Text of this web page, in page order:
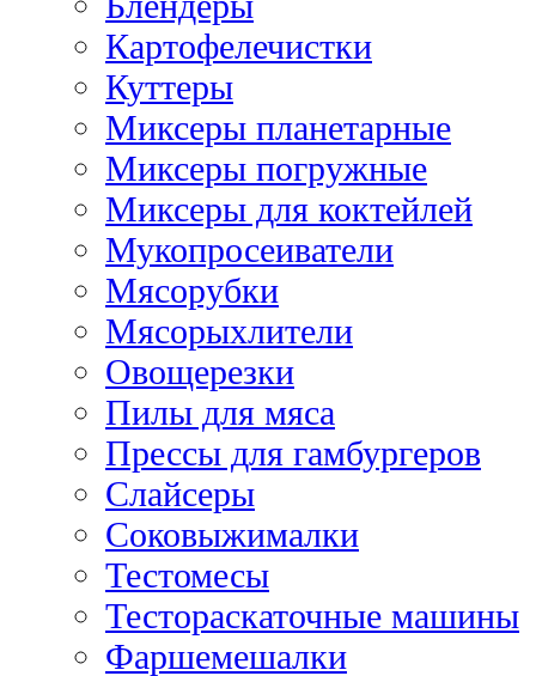
Картофелечистки
Куттеры
Миксеры планетарные
Миксеры погружные
Миксеры для коктейлей
Мукопросеиватели
Мясорубки
Мясорыхлители
Овощерезки
Пилы для мяса
Прессы для гамбургеров
Слайсеры
Соковыжималки
Тестомесы
Тестораскаточные машины
Фаршемешалки